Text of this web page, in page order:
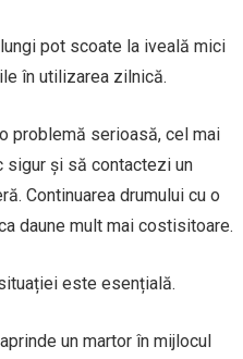
pot scoate la iveală mici
în utilizarea zilnică.
problemă serioasă, cel mai
și să contactezi un
Continuarea drumului cu o
daune mult mai costisitoare.
este esențială.
un martor în mijlocul